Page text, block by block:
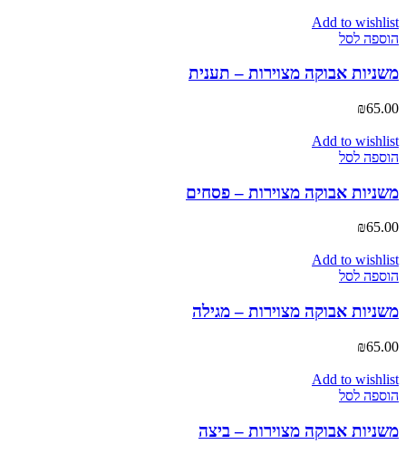
Add to wishlist
הוספה לסל
משניות אבוקה מצוירות – תענית
₪65.00
Add to wishlist
הוספה לסל
משניות אבוקה מצוירות – פסחים
₪65.00
Add to wishlist
הוספה לסל
משניות אבוקה מצוירות – מגילה
₪65.00
Add to wishlist
הוספה לסל
משניות אבוקה מצוירות – ביצה